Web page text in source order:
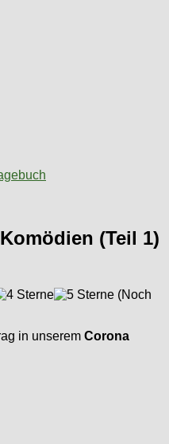
(Teil 1)
(Noch
in unserem Corona